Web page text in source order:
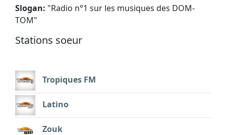
Slogan: "Radio n°1 sur les musiques des DOM-
TOM"
Stations soeur
Tropiques FM
Latino
Zouk